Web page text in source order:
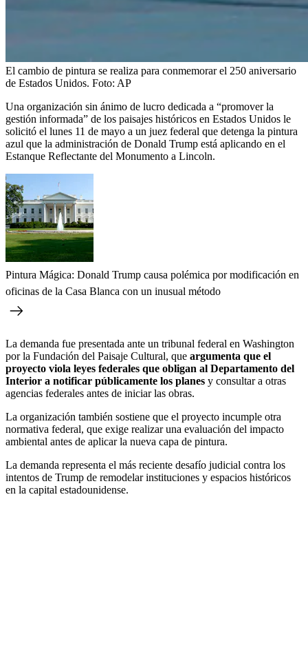
El cambio de pintura se realiza para conmemorar el 250 aniversario
de Estados Unidos. Foto: AP
Una organización sin ánimo de lucro dedicada a “promover la
gestión informada” de los paisajes históricos en Estados Unidos le
solicitó el lunes 11 de mayo a un juez federal que detenga la pintura
azul que la administración de Donald Trump está aplicando en el
Estanque Reflectante del Monumento a Lincoln.
Pintura Mágica: Donald Trump causa polémica por modificación en
oficinas de la Casa Blanca con un inusual método
La demanda fue presentada ante un tribunal federal en Washington
por la Fundación del Paisaje Cultural, que argumenta que el
proyecto viola leyes federales que obligan al Departamento del
Interior a notificar públicamente los planes y consultar a otras
agencias federales antes de iniciar las obras.
La organización también sostiene que el proyecto incumple otra
normativa federal, que exige realizar una evaluación del impacto
ambiental antes de aplicar la nueva capa de pintura.
La demanda representa el más reciente desafío judicial contra los
intentos de Trump de remodelar instituciones y espacios históricos
en la capital estadounidense.